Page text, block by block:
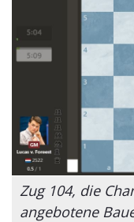
Zug 104, die
angebotene